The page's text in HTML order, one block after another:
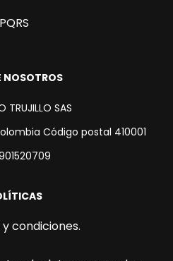
PQRS
NOSOTROS
TRUJILLO SAS
Código postal 410001
condiciones.